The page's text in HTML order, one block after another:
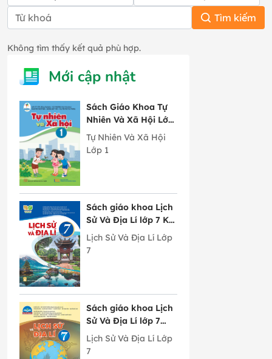
Tìm kiếm
Không tìm thấy kết quả phù hợp.
Mới cập nhật
Sách Giáo Khoa Tự
Nhiên Và Xã Hội Lớp
1 Cánh Diều
Tự Nhiên Và Xã Hội
Lớp 1
Sách giáo khoa Lịch
Sử Và Địa Lí lớp 7 Kết
Nối Tri Thức Với
Cuộc Sống
Lịch Sử Và Địa Lí Lớp
7
Sách giáo khoa Lịch
Sử Và Địa Lí lớp 7
Chân Trời Sáng Tạo
Lịch Sử Và Địa Lí Lớp
7